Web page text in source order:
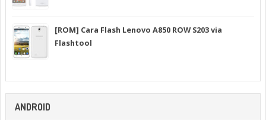
[ROM] Cara Flash Lenovo A850 ROW S203 via
Flashtool
ANDROID